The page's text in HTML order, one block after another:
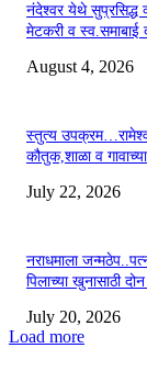
नंदेश्वर येथे सुप्रसिद्ध
मेटकरी व स्व.समाबाई
August 4, 2026
स्तुत्य
कौतुक,शाळा व
July 22, 2026
नराधमाला
पिलाच्या खुनासाठी दोन
July 20, 2026
Load more